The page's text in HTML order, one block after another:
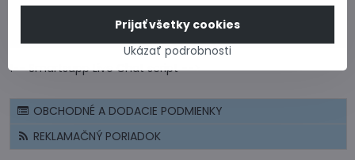
CERTIFIKÁT - BEZPEČNÝ NÁKUP
CENOVÉ PONUKY A VÝPOČTY
!-- Smartsupp Live Chat script -->
OBCHODNÉ A DODACIE PODMIENKY
REKLAMAČNÝ PORIADOK
Ukázať podrobnosti
Prijať všetky cookies